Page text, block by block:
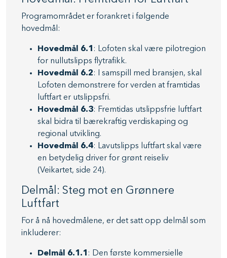
Programområdet er forankret i følgende
hovedmål:
Hovedmål 6.1 : Lofoten skal være pilotregion
for nullutslipps flytrafikk.
Hovedmål 6.2: I samspill med bransjen, skal
Lofoten demonstrere for verden at framtidas
luftfart er utslippsfri.
Hovedmål 6.3: Fremtidas utslippsfrie luftfart
skal bidra til bærekraftig verdiskaping og
regional utvikling.
Hovedmål 6.4: Lavutslipps luftfart skal være
en betydelig driver for grønt reiseliv
(Veikartet, side 24).
Delmål: Steg mot en Grønnere
Luftfart
For å nå hovedmålene, er det satt opp delmål som
inkluderer:
Delmål 6.1.1 : Den første kommersielle